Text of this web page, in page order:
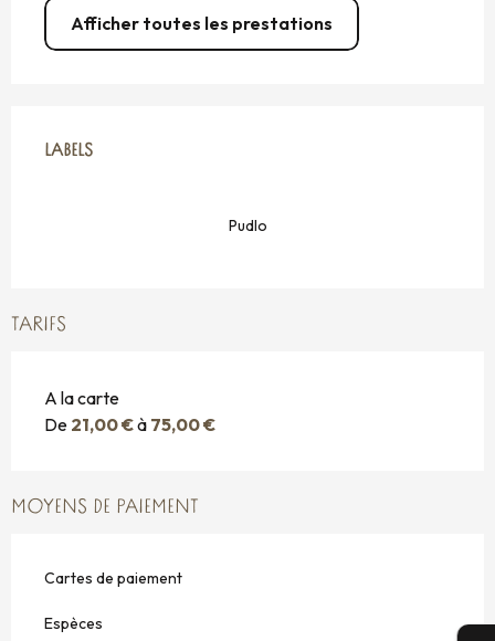
Afficher toutes les prestations
LABELS
LABELS
Pudlo
TARIFS
A la carte
De 21,00 €à 75,00 €
MOYENS DE PAIEMENT
Cartes de paiement
Espèces